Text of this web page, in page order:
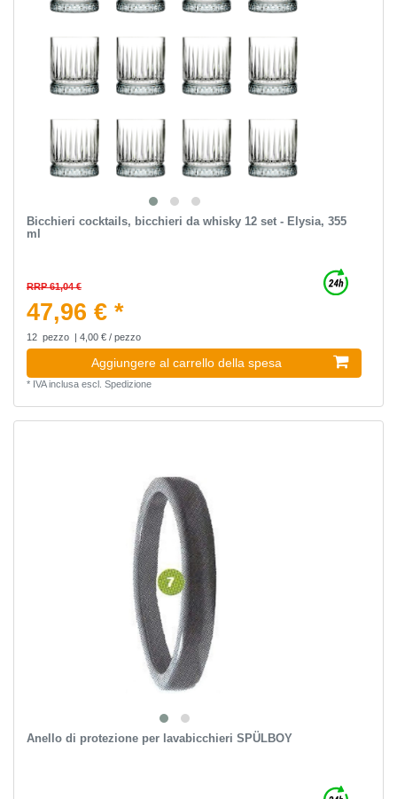
Bicchieri cocktails, bicchieri da whisky 12 set - Elysia, 355
ml
RRP 61,04 €
47,96 € *
12 pezzo | 4,00 € / pezzo
Aggiungere al carrello della spesa
* IVA inclusaescl. Spedizione
Anello di protezione per lavabicchieri SPÜLBOY